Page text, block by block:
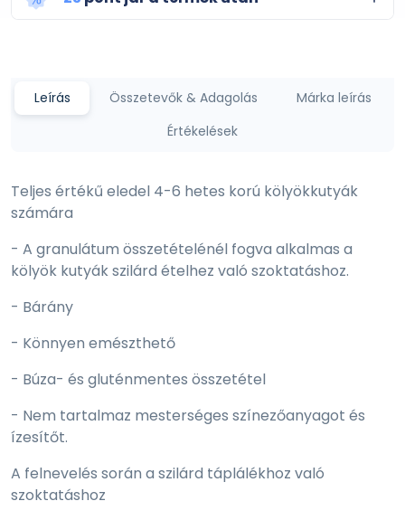
Leírás Összetevők & Adagolás
Márka leírás
Értékelések
Teljes értékű eledel 4-6 hetes korú kölyökkutyák
számára
- A granulátum összetételénél fogva alkalmas a
kölyök kutyák szilárd ételhez való szoktatáshoz.
- Bárány
- Könnyen emészthető
- Búza- és gluténmentes összetétel
- Nem tartalmaz mesterséges színezőanyagot és
ízesítőt.
A felnevelés során a szilárd táplálékhoz való
szoktatáshoz